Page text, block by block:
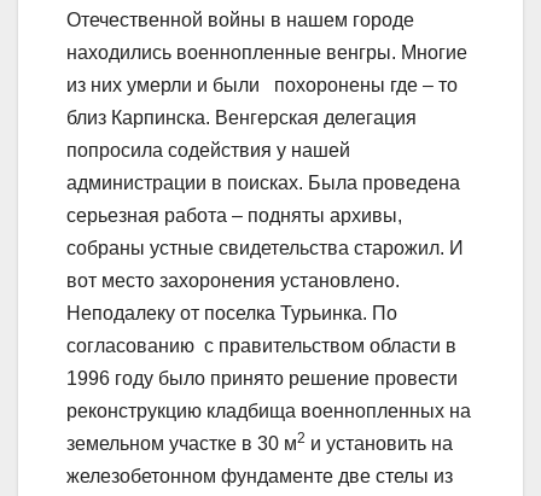
Отечественной войны в нашем городе
находились военнопленные венгры. Многие
из них умерли и были похоронены где – то
близ Карпинска. Венгерская делегация
попросила содействия у нашей
администрации в поисках. Была проведена
серьезная работа – подняты архивы,
собраны устные свидетельства старожил. И
вот место захоронения установлено.
Неподалеку от поселка Турьинка. По
согласованию с правительством области в
1996 году было принято решение провести
реконструкцию кладбища военнопленных на
земельном участке в 30 м2 и установить на
железобетонном фундаменте две стелы из